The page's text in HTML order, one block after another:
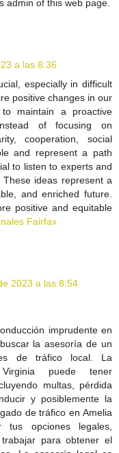
admin of this web page.
a las 8:36
especially in difficult
positive changes in our
maintain a proactive
of focusing on
cooperation, social
and represent a path
to listen to experts and
ideas represent a
and enriched future.
positive and equitable
Fairfax
2023 a las 8:54
imprudente en
la asesoría de un
de tráfico local. La
puede tener
multas, pérdida
y posiblemente la
de tráfico en Amelia
tus opciones legales,
para obtener el